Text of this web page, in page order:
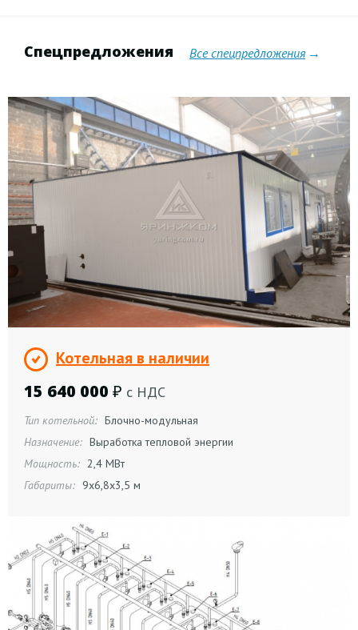
Спецпредложения Все спецпредложения
Котельная в наличии
15 640 000 ₽ с НДС
Тип котельной: Блочно-модульная
Назначение: Выработка тепловой энергии
Мощность: 2,4 МВт
Габариты: 9х6,8х3,5 м